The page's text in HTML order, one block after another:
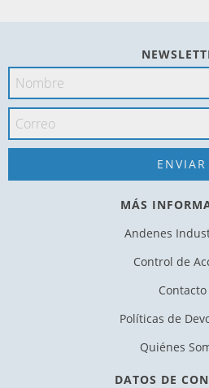
MÁS
Andenes
Control de
Contacto
Políticas de
Quiénes
DATOS DE